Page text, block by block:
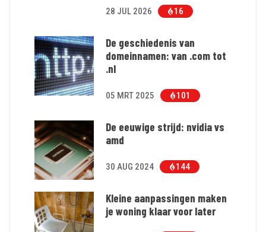
28 JUL 2026 16
De geschiedenis van
domeinnamen: van .com tot
.nl
05 MRT 2025 101
De eeuwige strijd: nvidia vs
amd
30 AUG 2024 144
Kleine aanpassingen maken
je woning klaar voor later